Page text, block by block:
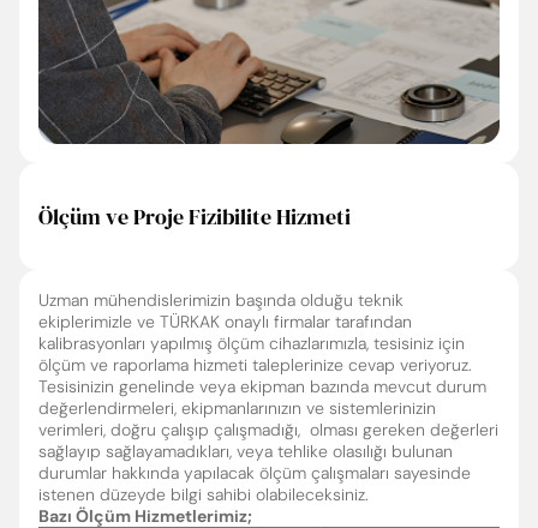
Ölçüm ve Proje Fizibilite Hizmeti
Uzman mühendislerimizin başında olduğu teknik
ekiplerimizle ve TÜRKAK onaylı firmalar tarafından
kalibrasyonları yapılmış ölçüm cihazlarımızla, tesisiniz için
ölçüm ve raporlama hizmeti taleplerinize cevap veriyoruz.
Tesisinizin genelinde veya ekipman bazında mevcut durum
değerlendirmeleri, ekipmanlarınızın ve sistemlerinizin
verimleri, doğru çalışıp çalışmadığı, olması gereken değerleri
sağlayıp sağlayamadıkları, veya tehlike olasılığı bulunan
durumlar hakkında yapılacak ölçüm çalışmaları sayesinde
istenen düzeyde bilgi sahibi olabileceksiniz.
Bazı Ölçüm Hizmetlerimiz;